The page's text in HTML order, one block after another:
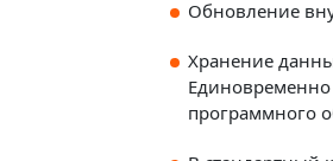
Обновление
Хранение
программного